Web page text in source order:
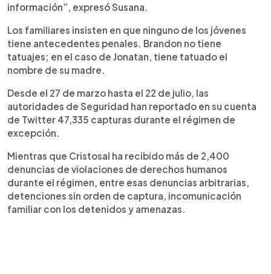
información”, expresó Susana.
Los familiares insisten en que ninguno de los jóvenes
tiene antecedentes penales. Brandon no tiene
tatuajes; en el caso de Jonatan, tiene tatuado el
nombre de su madre.
Desde el 27 de marzo hasta el 22 de julio, las
autoridades de Seguridad han reportado en su cuenta
de Twitter 47,335 capturas durante el régimen de
excepción.
Mientras que Cristosal ha recibido más de 2,400
denuncias de violaciones de derechos humanos
durante el régimen, entre esas denuncias arbitrarias,
detenciones sin orden de captura, incomunicación
familiar con los detenidos y amenazas.